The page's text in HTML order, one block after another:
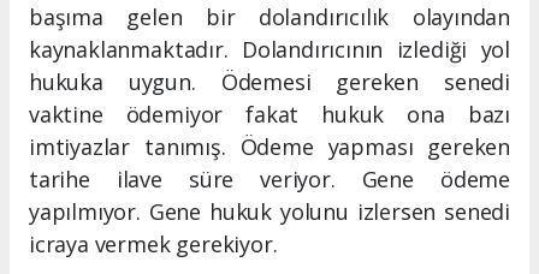
başıma gelen bir dolandırıcılık olayından
kaynaklanmaktadır. Dolandırıcının izlediği yol
hukuka uygun. Ödemesi gereken senedi
vaktine ödemiyor fakat hukuk ona bazı
imtiyazlar tanımış. Ödeme yapması gereken
tarihe ilave süre veriyor. Gene ödeme
yapılmıyor. Gene hukuk yolunu izlersen senedi
icraya vermek gerekiyor.